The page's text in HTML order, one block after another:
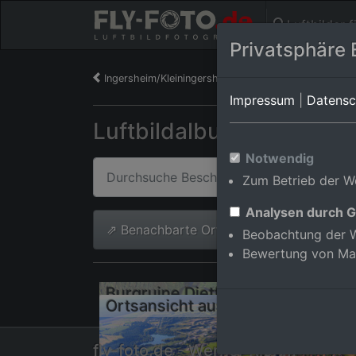
Luftbilder
Ingersheim/Kleiningersheim
Luftbildalbum von
⇗ Benachbarte Orte Alle
Ortsansicht aus Norden
fly-foto.de - Werner Riehm
Privatsphäre
Impressum
Notwendig
Zum Betrieb der
Analysen durch
Beobachtung der
Bewertung von